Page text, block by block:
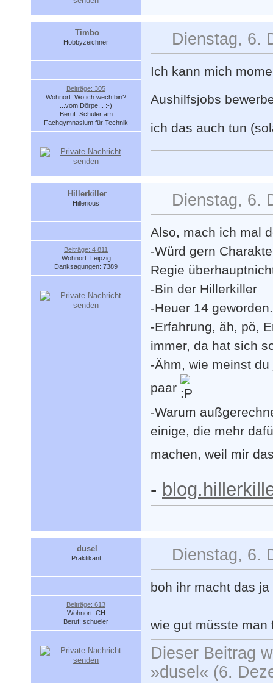
Timbo
Hobbyzeichner
Beiträge: 305
Wohnort: Wo ich wech bin?
...vom Dörpe... :-)
Beruf: Schüler am
Fachgymnasium für Technik
Dienstag, 6.
Ich kann mich
Aushilfsjobs
ich das auch tun
Hillerkiller
Hillerious
Beiträge: 4 811
Wohnort: Leipzig
Danksagungen: 7389
Dienstag, 6.
Also, mach ich mal
-Würd gern
Regie
-Bin der Hillerkiller
-Heuer 14 geworden.
-Erfahrung, äh, pö,
immer, da hat sich
-Ähm, wie meinst
paar
-Warum
einige, die mehr
machen, weil mir
-
dusel
Praktikant
Beiträge: 613
Wohnort: CH
Beruf: schueler
Dienstag, 6.
boh ihr macht das
wie gut müsste man
Dieser Beitrag
»dusel« (6.